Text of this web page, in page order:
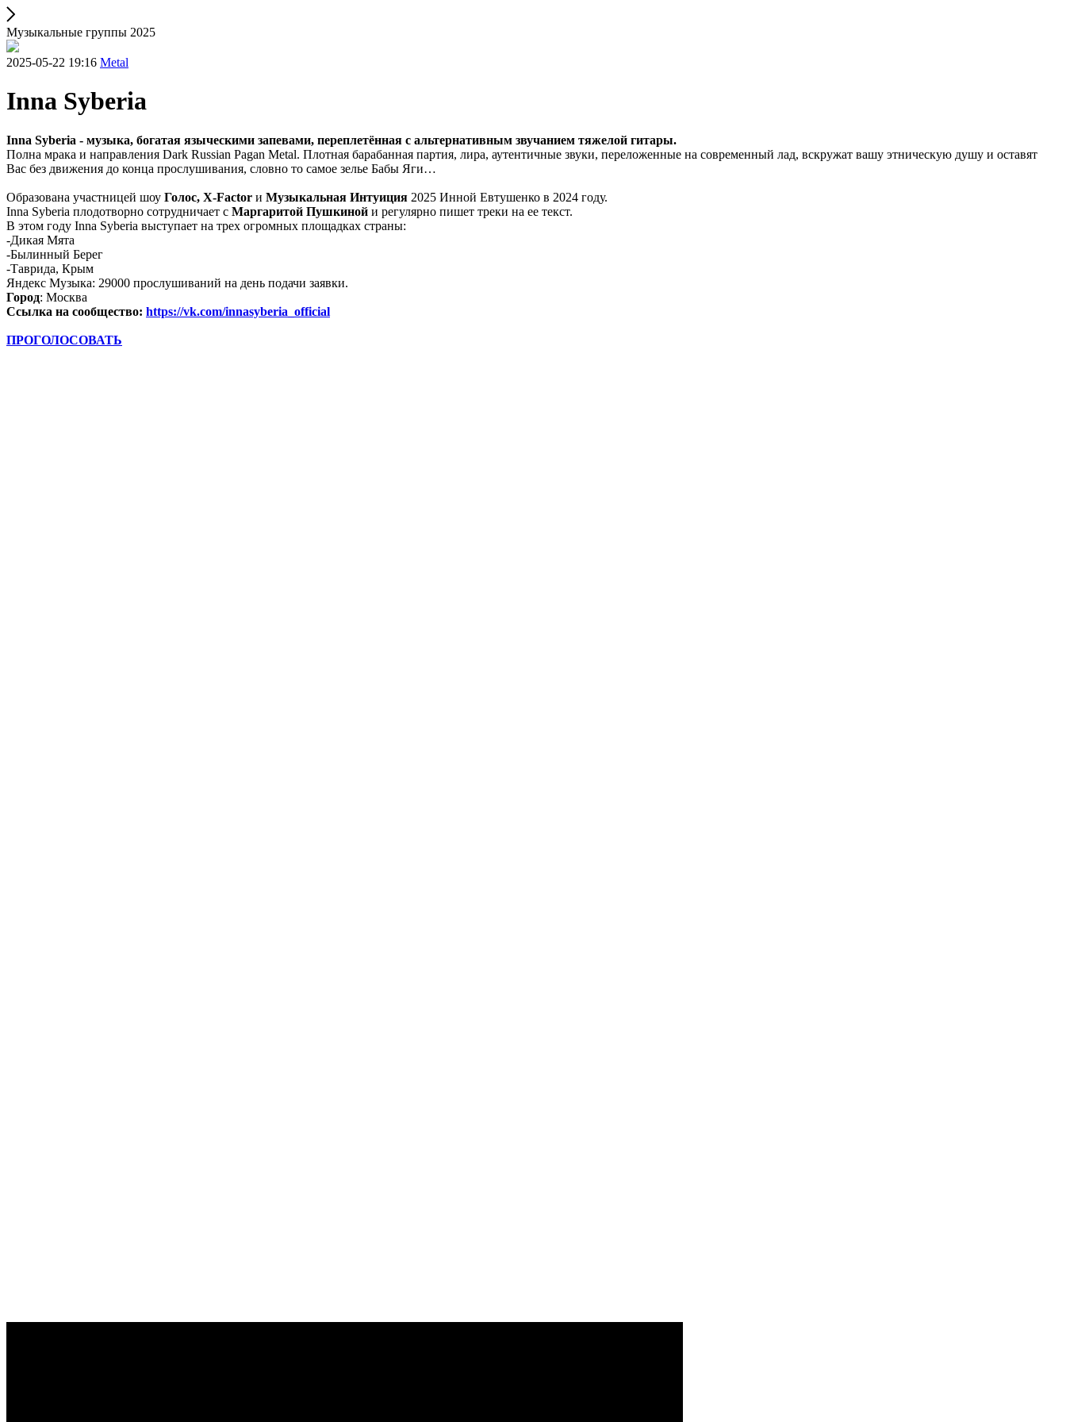
Музыкальные группы 2025
2025-05-22 19:16 Metal
Inna Syberia
Inna Syberia - музыка, богатая языческими запевами, переплетённая с альтернативным звучанием тяжелой гитары.
Полна мрака и направления Dark Russian Pagan Metal. Плотная барабанная партия, лира, аутентичные звуки, переложенные на современный лад, вскружат вашу этническую душу и оставят
Вас без движения до конца прослушивания, словно то самое зелье Бабы Яги…
Образована участницей шоу Голос, Х-Factor и Музыкальная Интуиция 2025 Инной Евтушенко в 2024 году.
Inna Syberia плодотворно сотрудничает с Маргаритой Пушкиной и регулярно пишет треки на ее текст.
В этом году Inna Syberia выступает на трех огромных площадках страны:
-Дикая Мята
-Былинный Берег
-Таврида, Крым
Яндекс Музыка: 29000 прослушиваний на день подачи заявки.
Город: Москва
Ссылка на сообщество: https://vk.com/innasyberia_official
ПРОГОЛОСОВАТЬ